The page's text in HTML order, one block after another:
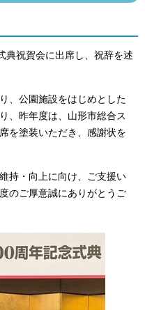
典祝賀会に出席し、祝辞を述
、公園施設をはじめとした
、昨年度は、山形市総合ス
を塗装いただき、感謝状を
持・向上に向け、ご支援い
のご厚意誠にありがとうご